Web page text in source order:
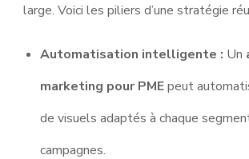
large. Voici les piliers d’une stratégie
Automatisation intelligente : Un
marketing pour PMEpeut
de visuels adaptés à chaque
campagnes.